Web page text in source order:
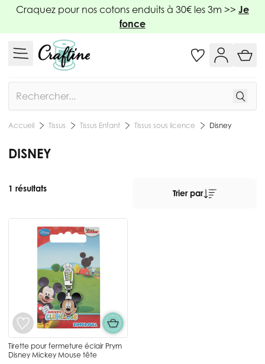
Allez au contenu
Craquez pour nos cotons enduits à 30€ les 3m >> Je
fonce
Accueil Tissus Tissus Enfant Tissus sous licence Disney
DISNEY
1 résultats Trier par
Tirette pour fermeture éclair Prym
Disney Mickey Mouse tête